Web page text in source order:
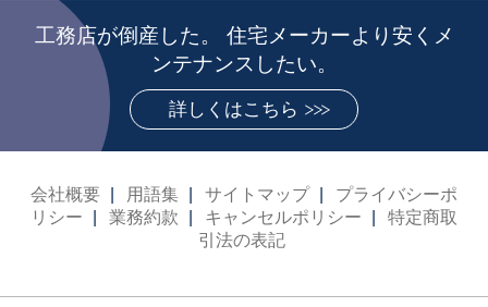
工務店が倒産した。 住宅メーカーより安くメ
ンテナンスしたい。
詳しくはこちら
会社概要 用語集 サイトマップ
プライバシーポ
リシー
業務約款 キャンセルポリシー
特定商取
引法の表記